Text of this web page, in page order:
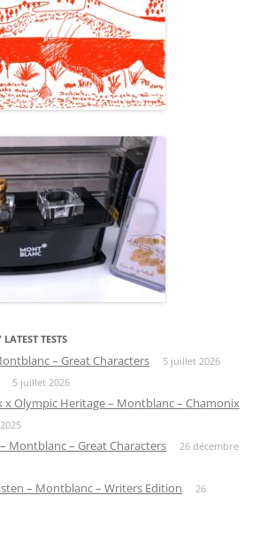
TESTS
– Great Characters 5 juillet 2026
5 juillet 2026
x Olympic Heritage – Montblanc – Chamonix
Montblanc – Great Characters
26 décembre
– Montblanc – Writers Edition
26